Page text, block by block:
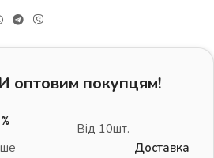
покупцям!
Від 10шт.
Доставка